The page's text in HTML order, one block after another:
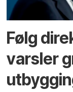
Følg
varsler